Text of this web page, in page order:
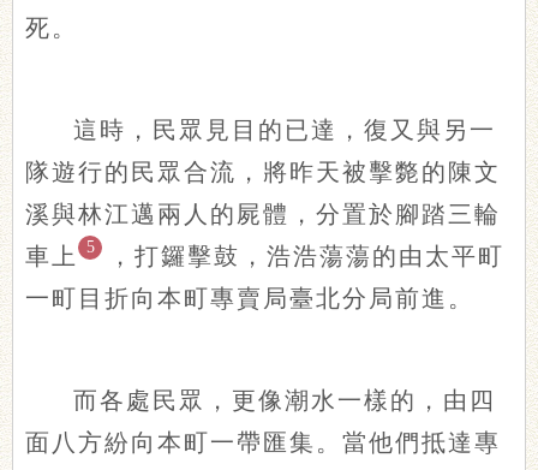
死。
這時，民眾見目的已達，復又與另一
隊遊行的民眾合流，將昨天被擊斃的陳文
溪與林江邁兩人的屍體，分置於腳踏三輪
車上
5
，打鑼擊鼓，浩浩蕩蕩的由太平町
一町目折向本町專賣局臺北分局前進。
而各處民眾，更像潮水一樣的，由四
面八方紛向本町一帶匯集。當他們抵達專